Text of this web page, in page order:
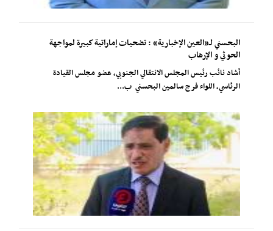
البحسني لـ«العين الإخبارية» : تضحيات إماراتية كبيرة لمواجهة
الحوثي و الإرهاب
أشاد نائب رئيس المجلس الانتقالي الجنوبي، عضو مجلس القيادة
الرئاسي، اللواء فرج سالمين البحسني ب...